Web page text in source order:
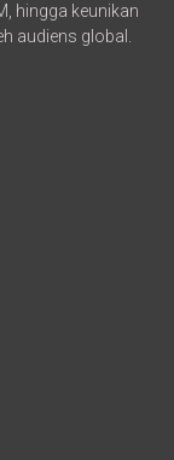
hingga keunikan
audiens global.